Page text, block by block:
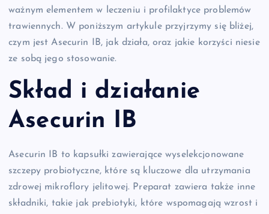
ważnym elementem w leczeniu i profilaktyce problemów
trawiennych. W poniższym artykule przyjrzymy się bliżej,
czym jest Asecurin IB, jak działa, oraz jakie korzyści niesie
ze sobą jego stosowanie.
Skład i działanie
Asecurin IB
Asecurin IB to kapsułki zawierające wyselekcjonowane
szczepy probiotyczne, które są kluczowe dla utrzymania
zdrowej mikroflory jelitowej. Preparat zawiera także inne
składniki, takie jak prebiotyki, które wspomagają wzrost i